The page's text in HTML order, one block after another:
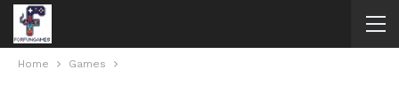
Home Games